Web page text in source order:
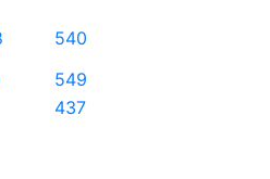
540
549
437